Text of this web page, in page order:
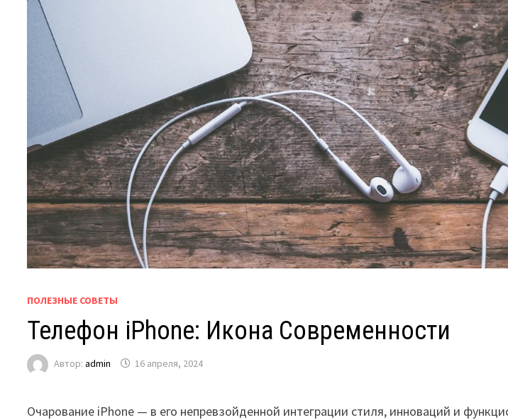
ПОЛЕЗНЫЕ СОВЕТЫ
Телефон iPhone: Икона Современности
Автор:admin 16 апреля, 2024
Очарование iPhone — в его непревзойденной интеграции стиля, инноваций и